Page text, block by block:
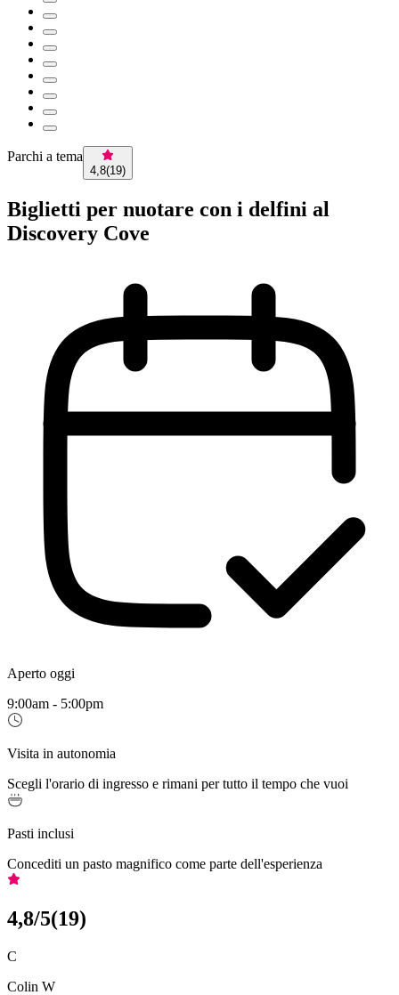
Parchi a tema
4,8(19)
Biglietti per nuotare con i delfini al
Discovery Cove
Aperto oggi
9:00am - 5:00pm
Visita in autonomia
Scegli l'orario di ingresso e rimani per tutto il tempo che vuoi
Pasti inclusi
Concediti un pasto magnifico come parte dell'esperienza
4,8/5(19)
C
Colin W